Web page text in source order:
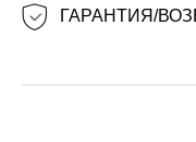
ГАРАНТИЯ/